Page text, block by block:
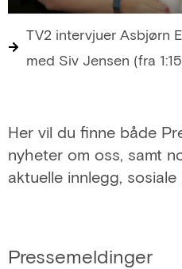
TV2 intervjuer Asbjørn
med Siv Jensen (fra
Her vil du finne både
nyheter om oss, samt
aktuelle innlegg,
Pressemeldinger